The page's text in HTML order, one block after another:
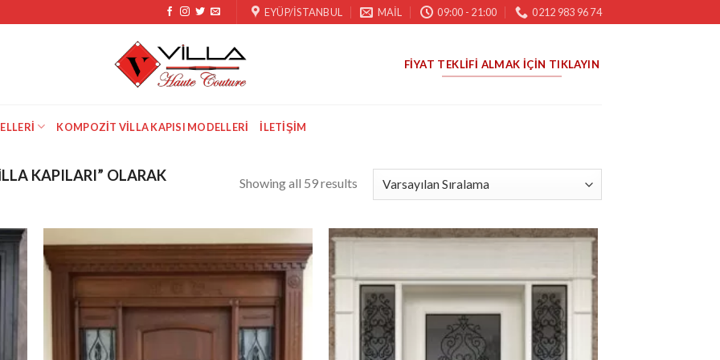
EYÜP/İSTANBUL MAIL 09:00 - 21:00 0212 983 96 74
FIYAT TEKLIFI ALMAK İÇIN TIKLAYIN
KOMPOZIT VILLA KAPISI MODELLERI İLETIŞIM
KAPILARI” OLARAK
Showing all 59 results